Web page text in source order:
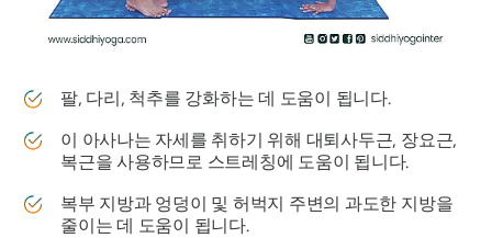
팔, 다리, 척추를 강화하는 데 도움이 됩니다.
이 아사나는 자세를 취하기 위해 대퇴사두근, 장요근,
복근을 사용하므로 스트레칭에 도움이 됩니다.
복부 지방과 엉덩이 및 허벅지 주변의 과도한 지방을
줄이는 데 도움이 됩니다.